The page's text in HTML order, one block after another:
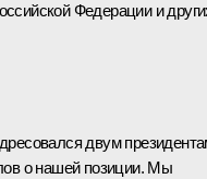
Федерации и
двум
о нашей позиции. Мы